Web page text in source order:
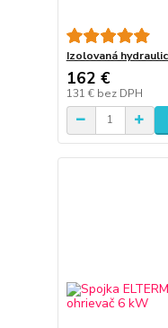
Izolovaná
162 €
131 € bez DPH